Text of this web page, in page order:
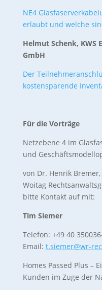
NE4
erlaubt und welche
Helmut Schenk, KWS
GmbH
Der
kostensparende
Für die Vorträge
Netzebene 4 im
und
von Dr. Henrik
Woitag
bitte Kontakt auf mit:
Tim Siemer
Telefon: +49 40
Email: t.siemer@wr-
Homes Passed Plus –
Kunden im Zuge der